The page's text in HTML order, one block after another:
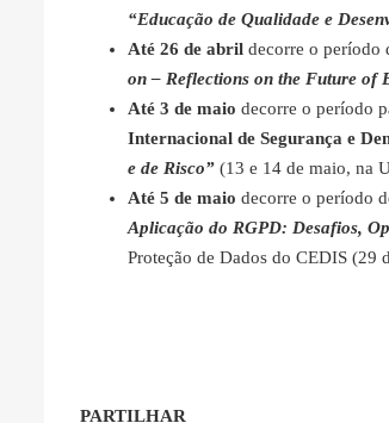
“Educação de Qualidade e
Até 26 de abril decorre o período
on – Reflections on the Future of
Até 3 de maio decorre o período
Internacional de Segurança e
e de Risco” (13 e 14 de maio, na
Até 5 de maio decorre o período
Aplicação do RGPD: Desafios,
Proteção de Dados do CEDIS (29
PARTILHAR